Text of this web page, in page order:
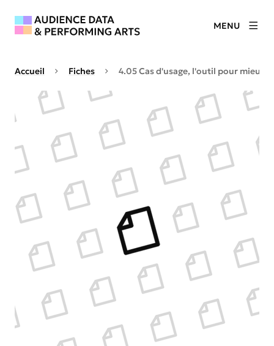
MENU
Accueil Fiches 4.05 Cas d'usage, l'outil pour mieux
Agrandir